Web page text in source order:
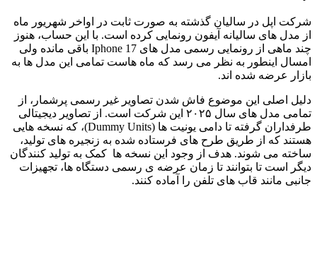
شرکت اپل در سالیان گذشته به صورت ثابت در اواخر شهریور ماه
از مدل های سالیانه آیفون رونمایی کرده است. با این حساب، هنوز
چند ماهی از رونمایی رسمی مدل های Iphone 17 باقی مانده ولی
امسال اینطور به نظر می رسد که ماه هاست تمامی این مدل ها به
بازار عرضه شده اند.
دلیل اصلی این موضوع فاش شدن تصاویر غیر رسمی پرشمار، از
تمامی مدل های سال ۲۰۲۵ این شرکت است. از تصاویر دیجیتالی
طرفداران گرفته تا دامی یونیت ها (Dummy Units)، که نسخه هایی
هستند که از طریق طرح های فرستاده شده به زنجیره های تولید،
ساخته می شوند. هدف از وجود این نسخه ها کمک به تولید کنندگان
دیگر است تا بتوانند تا زمان عرضه ی رسمی دستگاه ها، تجهیزات
جانبی مانند قاب های تلفن را آماده کنند.